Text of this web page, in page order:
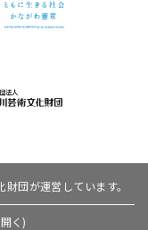
団が運営しています。
く)